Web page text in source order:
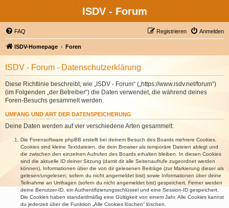
ISDV - Forum
FAQ Anmelden
Registrieren
ISDV-Homepage Foren
ISDV - Forum - Datenschutzerklärung
Diese Richtlinie beschreibt, wie „ISDV - Forum“ („https://www.isdv.net/forum“)
(im Folgenden „der Betreiber“) die Daten verwendet, die während deines
Foren-Besuchs gesammelt werden.
UMFANG UND ART DER DATENSPEICHERUNG
Deine Daten werden auf vier verschiedene Arten gesammelt:
Die Forensoftware phpBB erstellt bei deinem Besuch des Boards mehrere Cookies.
Cookies sind kleine Textdateien, die dein Browser als temporäre Dateien ablegt und
die zwischen den einzelnen Aufrufen des Boards erhalten bleiben. In diesen Cookies
sind die aktuelle ID deiner Sitzung (damit dir alle Seitenaufrufe zugeordnet werden
können), Informationen über die von dir gelesenen Beiträge (zur Markierung dieser als
gelesen/ungelesen; sofern du nicht angemeldet bist) sowie Informationen über deine
Teilnahme an Umfragen (sofern du nicht angemeldet bist) gespeichert. Ferner werden
deine Benutzer-ID, ein Authentifizierungsschlüssel und eine Session-ID gespeichert.
Die Cookies haben standardmäßig eine Gültigkeit von einem Jahr. Alle Cookies kannst
du jederzeit über die Funktion „Alle Cookies löschen“ löschen.